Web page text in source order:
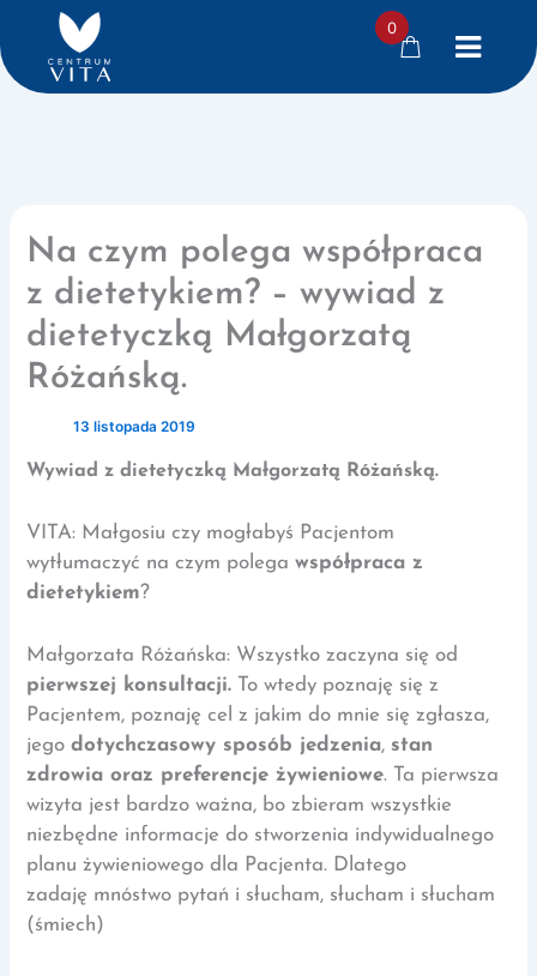
Na czym polega współpraca
z dietetykiem? – wywiad z
dietetyczką Małgorzatą
Różańską.
/
13 listopada 2019
Wywiad z dietetyczką Małgorzatą Różańską.
VITA: Małgosiu czy mogłabyś Pacjentom
wytłumaczyć na czym polegawspółpraca z
dietetykiem?
Małgorzata Różańska: Wszystko zaczyna się od
pierwszej konsultacji. To wtedy poznaję się z
Pacjentem, poznaję cel z jakim do mnie się zgłasza,
jegodotychczasowy sposób jedzenia, stan
zdrowia oraz preferencje żywieniowe. Ta pierwsza
wizyta jest bardzo ważna, bo zbieram wszystkie
niezbędne informacje do stworzenia indywidualnego
planu żywieniowego dla Pacjenta. Dlatego
zadaję mnóstwo pytań i słucham, słucham i słucham
(śmiech)
0